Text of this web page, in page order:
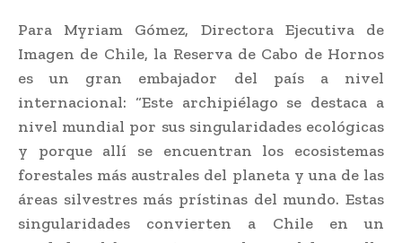
Para Myriam Gómez, Directora Ejecutiva de
Imagen de Chile, la Reserva de Cabo de Hornos
es un gran embajador del país a nivel
internacional: “Este archipiélago se destaca a
nivel mundial por sus singularidades ecológicas
y porque allí se encuentran los ecosistemas
forestales más australes del planeta y una de las
áreas silvestres más prístinas del mundo. Estas
singularidades convierten a Chile en un